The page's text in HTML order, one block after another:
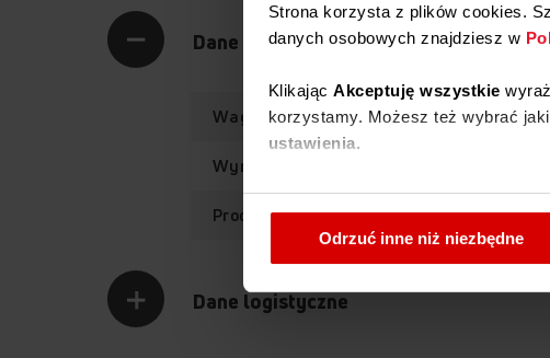
Strona korzysta z plików cookies.
danych osobowych znajdziesz w
Klikając Akceptuję wszystkie
korzystamy. Możesz też wybrać
ustawienia.
W każdej chwili możesz zmienić
Odrzuć inne niż niezbędne
Dane techniczne
Waga netto
Wymiary (SxWxG)
Producent
Dane logistyczne